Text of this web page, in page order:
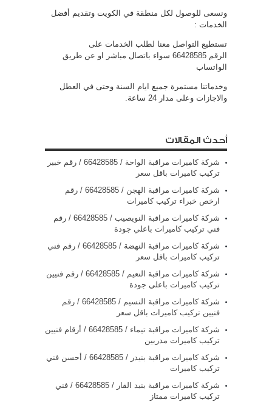
ونسعى للوصول لكل منطقة في الكويت وتقديم أفضل
الخدمات :
تستطيع التواصل معنا لطلب الخدمات على
الرقم 66428585 سواء باتصال مباشر او عن طريق
الواتساب
وخدماتنا مستمرة جميع ايام السنة وحتى في العطل
والاجازات وعلى مدار 24 ساعة.
أحدث المقالات
شركة كاميرات مراقبة الواحة / 66428585 / رقم خبير
تركيب كاميرات باقل سعر
شركة كاميرات مراقبة الهجن / 66428585 / رقم
ارخص خبراء تركيب كاميرات
شركة كاميرات مراقبة النويصيب / 66428585 / رقم
فني تركيب كاميرات باعلي جودة
شركة كاميرات مراقبة النهضة / 66428585 / رقم فني
تركيب كاميرات باقل سعر
شركة كاميرات مراقبة النعيم / 66428585 / رقم فنيين
تركيب كاميرات باعلي جودة
شركة كاميرات مراقبة النسيم / 66428585 / رقم
فنيين تركيب كاميرات باقل سعر
شركة كاميرات مراقبة تيماء / 66428585 / أرقام فنيين
تركيب كاميرات مدربين
شركة كاميرات مراقبة بنيدر / 66428585 / أحسن فني
تركيب كاميرات
شركة كاميرات مراقبة بنيد القار / 66428585 / فني
تركيب كاميرات ممتاز